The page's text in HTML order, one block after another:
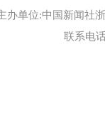
办单位:中国新闻社
联系电